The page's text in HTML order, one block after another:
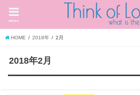
menu
HOME 2018年 2月
2018年2月